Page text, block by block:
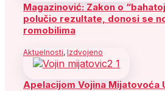
Magazinović: Zakon o
polučio rezultate, donosi se
romobilima
Aktuelnosti, Izdvojeno
Apelacijom Vojina Mijatovoća